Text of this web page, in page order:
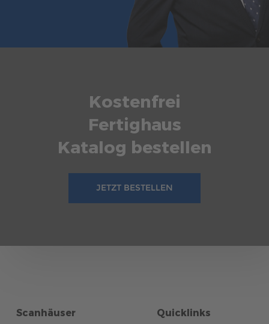
Kostenfrei
Fertighaus
Katalog bestellen
JETZT BESTELLEN
Scanhäuser Quicklinks